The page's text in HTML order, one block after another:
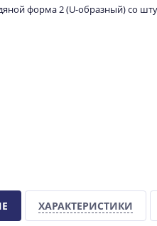
ХАРАКТЕРИСТИКИ